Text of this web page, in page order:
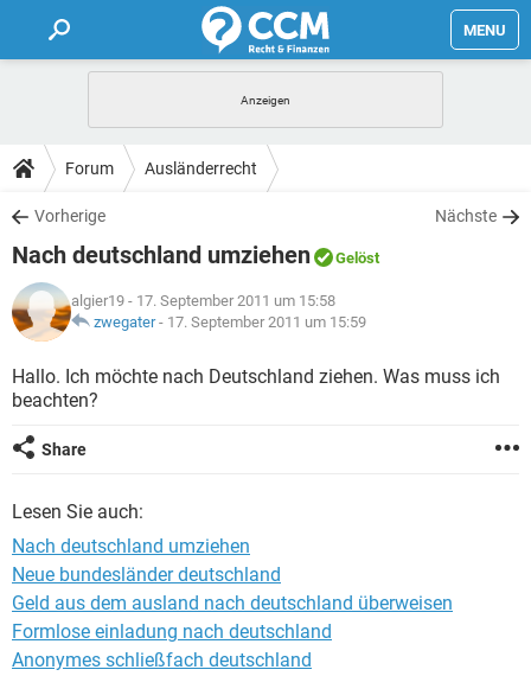
MENU
FORUM
TIPPS
Forum Ausländerrecht
Vorherige Nächste
Nach deutschland umziehen Gelöst
algier19 - 17. September 2011 um 15:58
zwegater- 17. September 2011 um 15:59
Hallo. Ich möchte nach Deutschland ziehen. Was muss ich
beachten?
Share
Lesen Sie auch:
Nach deutschland umziehen
Neue bundesländer deutschland
Geld aus dem ausland nach deutschland überweisen
Formlose einladung nach deutschland
Anonymes schließfach deutschland